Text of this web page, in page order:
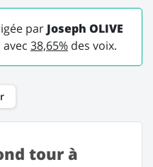
par Joseph OLIVE
38,65% des voix.
tour à